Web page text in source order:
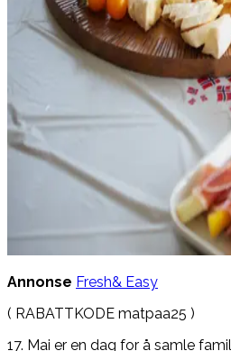
Annonse Fresh& Easy
( RABATTKODE matpaa25 )
17. Mai er en dag for å samle